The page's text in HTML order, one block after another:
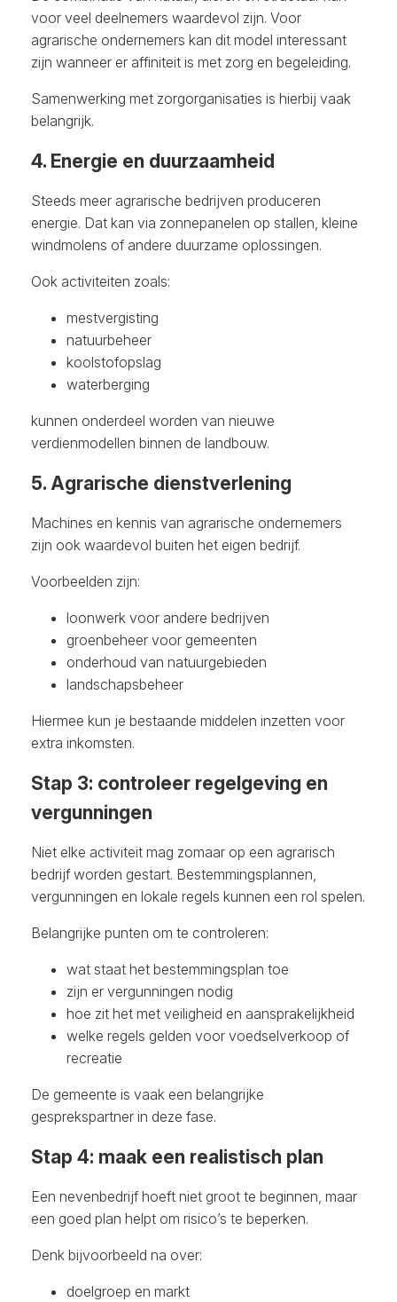
voor veel deelnemers waardevol zijn. Voor
agrarische ondernemers kan dit model interessant
zijn wanneer er affiniteit is met zorg en begeleiding.
Samenwerking met zorgorganisaties is hierbij vaak
belangrijk.
4. Energie en duurzaamheid
Steeds meer agrarische bedrijven produceren
energie. Dat kan via zonnepanelen op stallen, kleine
windmolens of andere duurzame oplossingen.
Ook activiteiten zoals:
mestvergisting
natuurbeheer
koolstofopslag
waterberging
kunnen onderdeel worden van nieuwe
verdienmodellen binnen de landbouw.
5. Agrarische dienstverlening
Machines en kennis van agrarische ondernemers
zijn ook waardevol buiten het eigen bedrijf.
Voorbeelden zijn:
loonwerk voor andere bedrijven
groenbeheer voor gemeenten
onderhoud van natuurgebieden
landschapsbeheer
Hiermee kun je bestaande middelen inzetten voor
extra inkomsten.
Stap 3: controleer regelgeving en
vergunningen
Niet elke activiteit mag zomaar op een agrarisch
bedrijf worden gestart. Bestemmingsplannen,
vergunningen en lokale regels kunnen een rol spelen.
Belangrijke punten om te controleren:
wat staat het bestemmingsplan toe
zijn er vergunningen nodig
hoe zit het met veiligheid en aansprakelijkheid
welke regels gelden voor voedselverkoop of
recreatie
De gemeente is vaak een belangrijke
gesprekspartner in deze fase.
Stap 4: maak een realistisch plan
Een nevenbedrijf hoeft niet groot te beginnen, maar
een goed plan helpt om risico’s te beperken.
Denk bijvoorbeeld na over:
doelgroep en markt